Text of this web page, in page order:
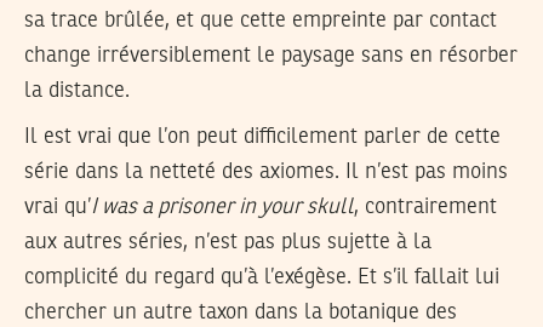
sa trace brûlée, et que cette empreinte par contact
change irréversiblement le paysage sans en résorber
la distance.
Il est vrai que l’on peut difficilement parler de cette
série dans la netteté des axiomes. Il n’est pas moins
vrai qu’I was a prisoner in your skull, contrairement
aux autres séries, n’est pas plus sujette à la
complicité du regard qu’à l’exégèse. Et s’il fallait lui
chercher un autre taxon dans la botanique des